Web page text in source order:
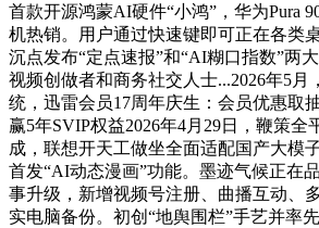
首款开源鸿蒙AI硬件“小鸿”，华为Pura
机热销。用户通过快速键即可正在各类
沉点发布“定点速报”和“AI糊口指数”两
视频创做者和商务社交人士...2026年5月
统，迅雷会员17周年庆生：会员优惠取
赢5年SVIP权益2026年4月29日，鞭策全
成，联想开天工做坐全面适配国产大模子
首发“AI动态漫画”功能。墨迹气候正在
事升级，新增视频号注册、曲播互动、
实电脑备份。初创“地舆围栏”手艺并率